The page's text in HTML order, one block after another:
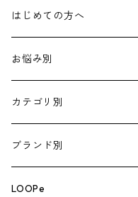
はじめての方へ
お悩み別
涙やけ
おなかの健康
皮ふの健康
カテゴリ別
フードセット
フード
ブランド別
ARTERO
LOOPe